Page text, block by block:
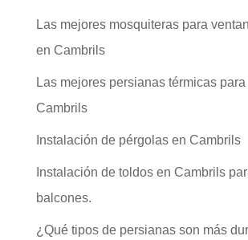
Las mejores mosquiteras para
en Cambrils
Las mejores persianas térmicas
Cambrils
Instalación de pérgolas en Cambrils
Instalación de toldos en Cambrils
balcones.
¿Qué tipos de persianas son más